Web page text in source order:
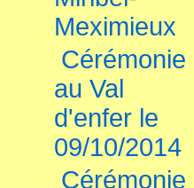
Meximieux
Cérémonie
au Val
d'enfer le
09/10/2014
Cérémonie